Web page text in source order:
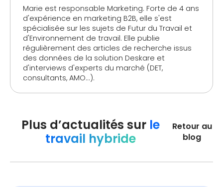
Marie est responsable Marketing. Forte de 4 ans
d'expérience en marketing B2B, elle s'est
spécialisée sur les sujets de Futur du Travail et
d'Environnement de travail. Elle publie
régulièrement des articles de recherche issus
des données de la solution Deskare et
d'interviews d'experts du marché (DET,
consultants, AMO...).
Plus d’actualités sur le
travail hybride
Retour au
blog